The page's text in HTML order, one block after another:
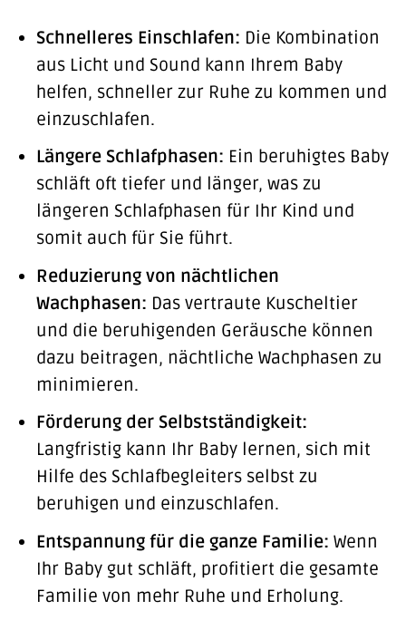
Schnelleres Einschlafen: Die Kombination
aus Licht und Sound kann Ihrem Baby
helfen, schneller zur Ruhe zu kommen und
einzuschlafen.
Längere Schlafphasen: Ein beruhigtes Baby
schläft oft tiefer und länger, was zu
längeren Schlafphasen für Ihr Kind und
somit auch für Sie führt.
Reduzierung von nächtlichen
Wachphasen: Das vertraute Kuscheltier
und die beruhigenden Geräusche können
dazu beitragen, nächtliche Wachphasen zu
minimieren.
Förderung der Selbstständigkeit:
Langfristig kann Ihr Baby lernen, sich mit
Hilfe des Schlafbegleiters selbst zu
beruhigen und einzuschlafen.
Entspannung für die ganze Familie: Wenn
Ihr Baby gut schläft, profitiert die gesamte
Familie von mehr Ruhe und Erholung.